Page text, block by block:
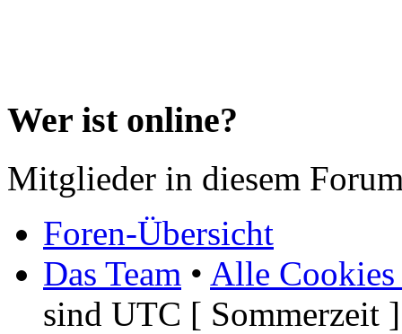
Wer ist online?
Mitglieder in diesem
Foren-Übersicht
Das Team • Alle Cookies
sind UTC [ Sommerzeit ]